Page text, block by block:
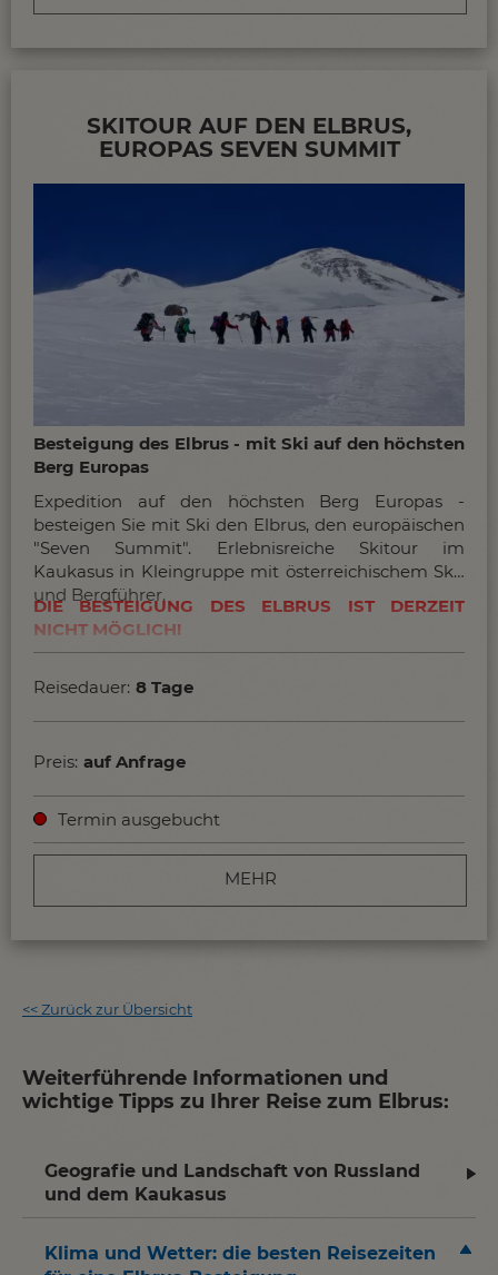
SKITOUR AUF DEN ELBRUS,
EUROPAS SEVEN SUMMIT
Besteigung des Elbrus - mit Ski auf den höchsten
Berg Europas
Expedition auf den höchsten Berg Europas -
besteigen Sie mit Ski den Elbrus, den europäischen
"Seven Summit". Erlebnisreiche Skitour im
Kaukasus in Kleingruppe mit österreichischem Ski-
und Bergführer.
DIE BESTEIGUNG DES ELBRUS IST DERZEIT
NICHT MÖGLICH!
Reisedauer: 8 Tage
Preis: auf Anfrage
Termin ausgebucht
MEHR
<<Zurück zur Übersicht
Weiterführende Informationen und
wichtige Tipps zu Ihrer Reise zum Elbrus:
Geografie und Landschaft von Russland
und dem Kaukasus
Klima und Wetter: die besten Reisezeiten